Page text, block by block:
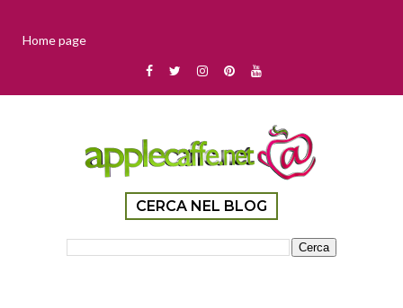
Home page
CERCA NEL BLOG